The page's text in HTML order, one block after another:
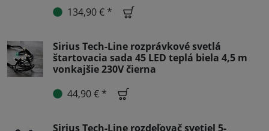
134,90 € *
Sirius Tech-Line rozprávkové svetlá
štartovacia sada 45 LED teplá biela 4,5 m
vonkajšie 230V čierna
44,90 € *
Sirius Tech-Line rozdeľovač svetiel 5-